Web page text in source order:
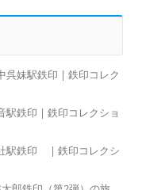
妹駅鉄印 | 鉄印コレク
鉄印 | 鉄印コレクショ
駅鉄印 | 鉄印コレクシ